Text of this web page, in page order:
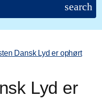
search
Dansk Lyd er ophørt
Lyd er